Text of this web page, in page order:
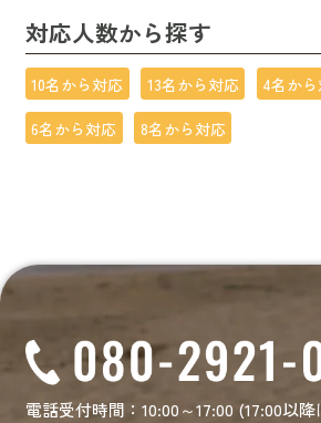
対応人数から探す
10名から対応 13名から対応
4名か
6名から対応
8名から対応
電話受付時間：10:00～17:00 (17:00以